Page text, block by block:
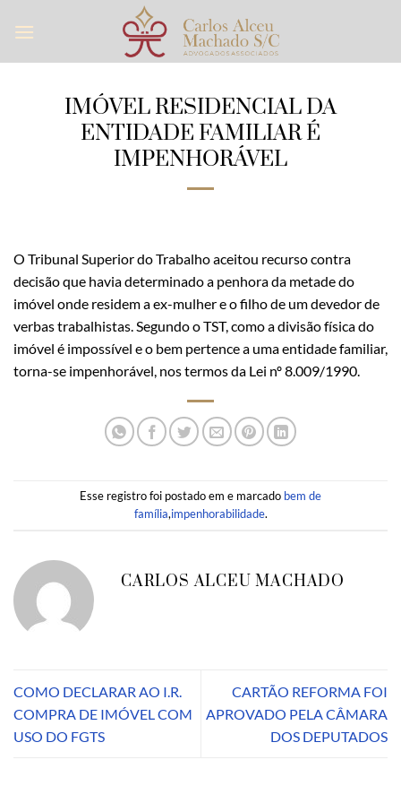
IMÓVEL RESIDENCIAL DA
ENTIDADE FAMILIAR É
IMPENHORÁVEL
O Tribunal Superior do Trabalho aceitou recurso contra
decisão que havia determinado a penhora da metade do
imóvel onde residem a ex-mulher e o filho de um devedor de
verbas trabalhistas. Segundo o TST, como a divisão física do
imóvel é impossível e o bem pertence a uma entidade familiar,
torna-se impenhorável, nos termos da Lei nº 8.009/1990.
Esse registro foi postado em e marcado bem de
família,impenhorabilidade.
CARLOS ALCEU MACHADO
COMO DECLARAR AO I.R.
COMPRA DE IMÓVEL COM
USO DO FGTS
CARTÃO REFORMA FOI
APROVADO PELA CÂMARA
DOS DEPUTADOS